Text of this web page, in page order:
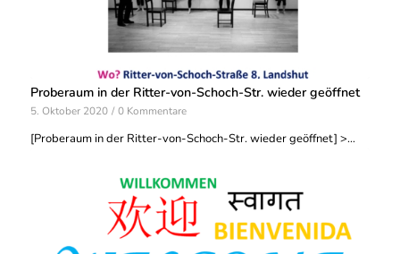
Proberaum in der Ritter-von-Schoch-Str. wieder geöffnet
5. Oktober 2020 / 0 Kommentare
[Proberaum in der Ritter-von-Schoch-Str. wieder geöffnet] >…